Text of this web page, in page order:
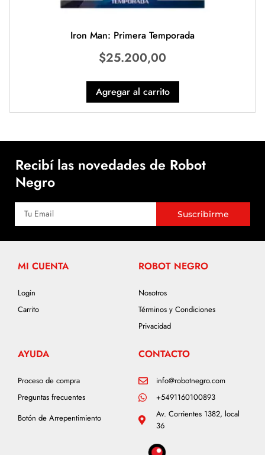
Iron Man: Primera Temporada
$25.200,00
Agregar al carrito
Recibí las novedades de Robot
Negro
Suscribirme
MI CUENTA
Login
Carrito
ROBOT NEGRO
Nosotros
Términos y Condiciones
Privacidad
AYUDA
Proceso de compra
Preguntas frecuentes
Botón de Arrepentimiento
CONTACTO
info@robotnegro.com
+5491160100893
Av. Corrientes 1382, local
36